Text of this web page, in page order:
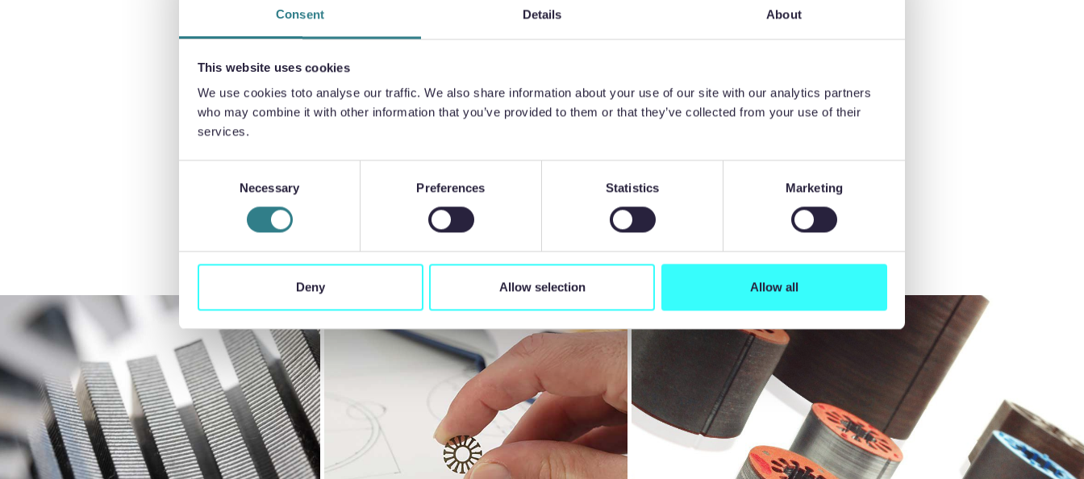
Consent Details About
This website uses cookies
We use cookies toto analyse our traffic. We also share information about your use of our site with our analytics partners
who may combine it with other information that you’ve provided to them or that they’ve collected from your use of their
services.
Necessary Preferences Statistics Marketing
Deny Allow selection Allow all
En utilisant les avantages de la découpe chimique pour produire des rotors-stators
de moteur, les fabricants peuvent améliorer les performances, réduire les coûts et
La découpe chimique préserve les propriétés magnétiques des aciers électriques en
supplémentaires.